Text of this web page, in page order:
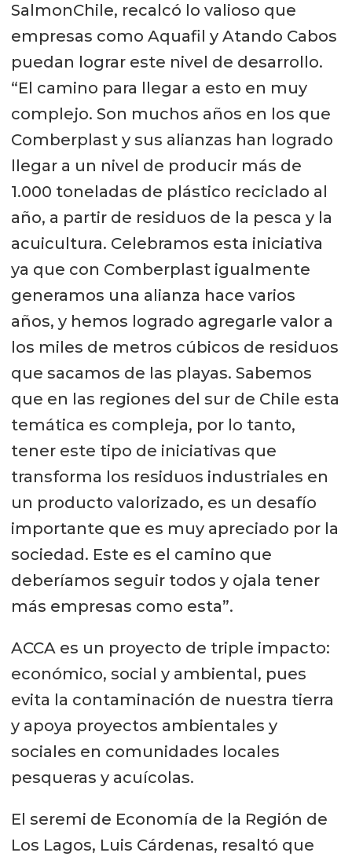
SalmonChile, recalcó lo valioso que
empresas como Aquafil y Atando Cabos
puedan lograr este nivel de desarrollo.
“El camino para llegar a esto en muy
complejo. Son muchos años en los que
Comberplast y sus alianzas han logrado
llegar a un nivel de producir más de
1.000 toneladas de plástico reciclado al
año, a partir de residuos de la pesca y la
acuicultura. Celebramos esta iniciativa
ya que con Comberplast igualmente
generamos una alianza hace varios
años, y hemos logrado agregarle valor a
los miles de metros cúbicos de residuos
que sacamos de las playas. Sabemos
que en las regiones del sur de Chile esta
temática es compleja, por lo tanto,
tener este tipo de iniciativas que
transforma los residuos industriales en
un producto valorizado, es un desafío
importante que es muy apreciado por la
sociedad. Este es el camino que
deberíamos seguir todos y ojala tener
más empresas como esta”.
ACCA es un proyecto de triple impacto:
económico, social y ambiental, pues
evita la contaminación de nuestra tierra
y apoya proyectos ambientales y
sociales en comunidades locales
pesqueras y acuícolas.
El seremi de Economía de la Región de
Los Lagos, Luis Cárdenas, resaltó que